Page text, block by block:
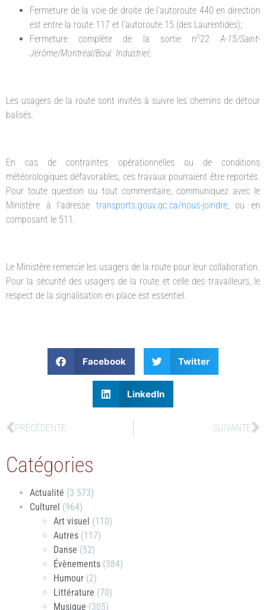
Fermeture de la voie de droite de l’autoroute 440 en direction
est entre la route 117 et l’autoroute 15 (des Laurentides);
Fermeture complète de la sortie no22A-15/Saint-
Jérôme/Montréal/Boul. Industriel;
Les usagers de la route sont invités à suivre les chemins de détour
balisés.
En cas de contraintes opérationnelles ou de conditions
météorologiques défavorables, ces travaux pourraient être reportés.
Pour toute question ou tout commentaire, communiquez avec le
Ministère à l’adresse transports.gouv.qc.ca/nous-joindre, ou en
composant le 511.
Le Ministère remercie les usagers de la route pour leur collaboration.
Pour la sécurité des usagers de la route et celle des travailleurs, le
respect de la signalisation en place est essentiel.
Facebook Twitter
LinkedIn
PRÉCÉDENTE SUIVANTE
Catégories
Actualité (3 573)
Culturel (964)
Art visuel (110)
Autres (117)
Danse (52)
Évènements (384)
Humour (2)
Littérature (70)
Musique (305)